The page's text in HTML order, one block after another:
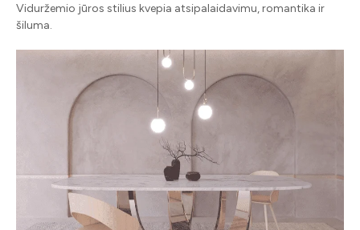
Viduržemio jūros stilius kvepia atsipalaidavimu, romantika ir
šiluma.